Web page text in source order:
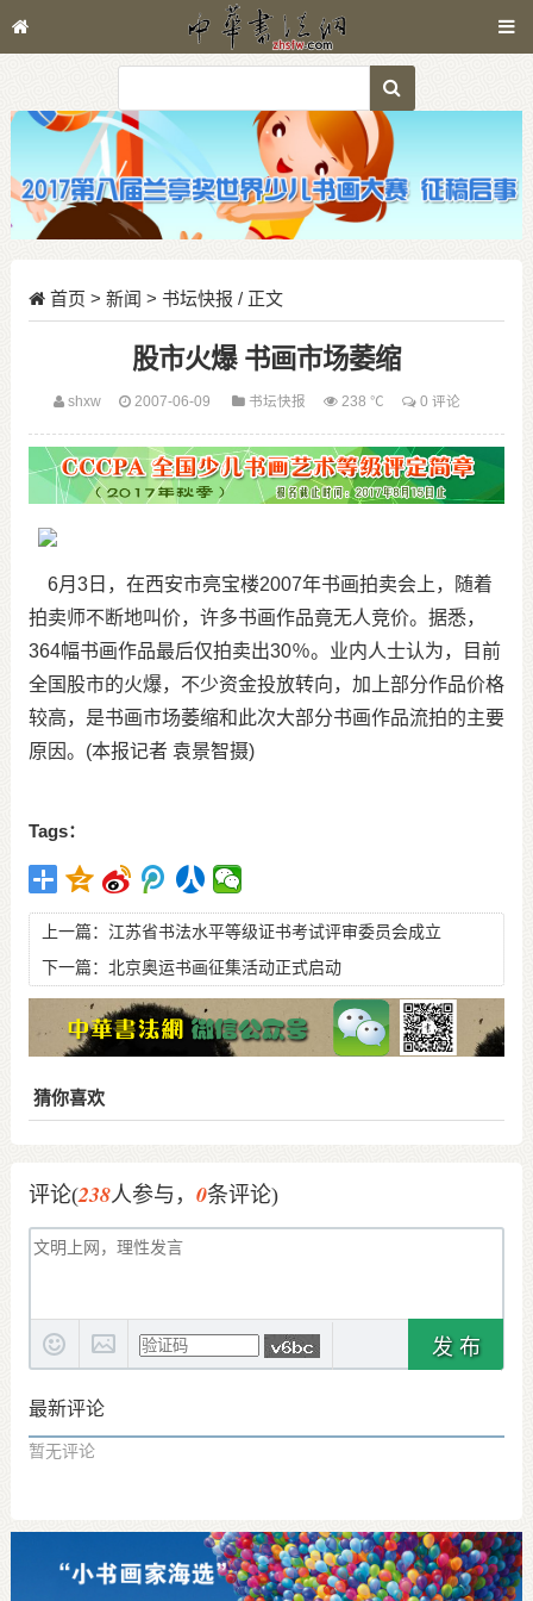
首页 > 新闻 > 书坛快报 / 正文
股市火爆 书画市场萎缩
shxw 2007-06-09 书坛快报 238 ℃ 0 评论
6月3日，在西安市亮宝楼2007年书画拍卖会上，随着
拍卖师不断地叫价，许多书画作品竟无人竞价。据悉，
364幅书画作品最后仅拍卖出30％。业内人士认为，目前
全国股市的火爆，不少资金投放转向，加上部分作品价格
较高，是书画市场萎缩和此次大部分书画作品流拍的主要
原因。(本报记者 袁景智摄)
Tags：
上一篇： 江苏省书法水平等级证书考试评审委员会成立
下一篇： 北京奥运书画征集活动正式启动
猜你喜欢
评论(238人参与， 0条评论)
发 布
最新评论
暂无评论